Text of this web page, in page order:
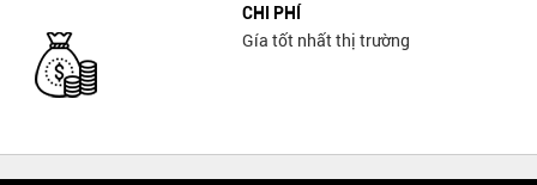
CHI PHÍ
Gía tốt nhất thị trường